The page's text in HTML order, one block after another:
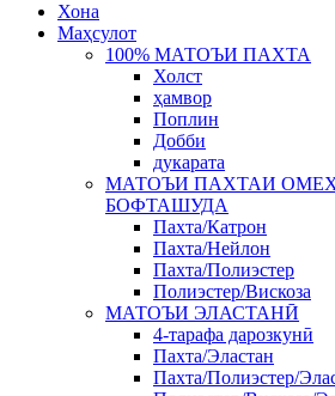
Хона
Маҳсулот
100% МАТОЪИ ПАХТА
Холст
ҳамвор
Поплин
Добби
дукарата
МАТОЪИ ПАХТАИ
БОФТАШУДА
Пахта/Катрон
Пахта/Нейлон
Пахта/Полиэстер
Полиэстер/Вискоза
МАТОЪИ ЭЛАСТАНӢ
4-тарафа дарозкунӣ
Пахта/Эластан
Пахта/Полиэстер/